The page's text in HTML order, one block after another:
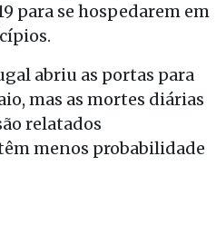
para se hospedarem em
abriu as portas para
mas as mortes diárias
relatados
menos probabilidade